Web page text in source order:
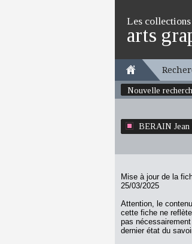
Les collections
arts
Nouvelle
BERAIN Jean
Mise à jour de la
25/03/2025
Attention, le
cette fiche ne reflète
pas
dernier état du